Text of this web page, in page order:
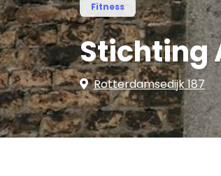
Fitness
Stichting
Rotterdamsedijk 187